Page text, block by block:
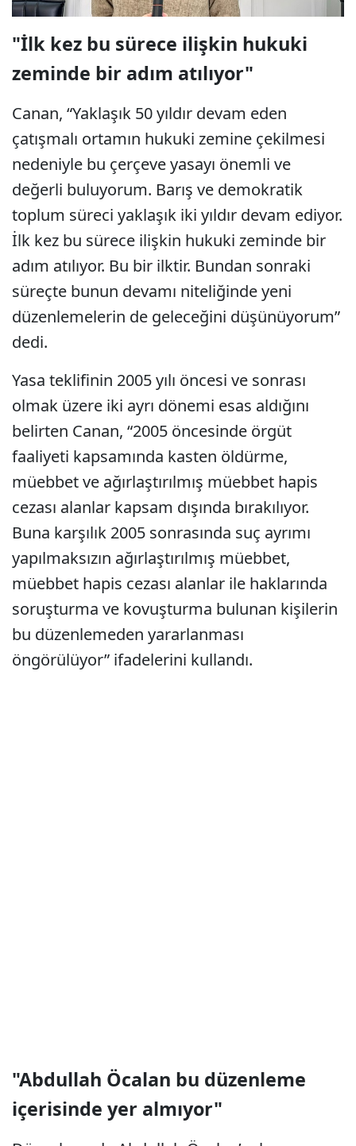
"İlk kez bu sürece ilişkin hukuki
zeminde bir adım atılıyor"
Canan, “Yaklaşık 50 yıldır devam eden
çatışmalı ortamın hukuki zemine çekilmesi
nedeniyle bu çerçeve yasayı önemli ve
değerli buluyorum. Barış ve demokratik
toplum süreci yaklaşık iki yıldır devam ediyor.
İlk kez bu sürece ilişkin hukuki zeminde bir
adım atılıyor. Bu bir ilktir. Bundan sonraki
süreçte bunun devamı niteliğinde yeni
düzenlemelerin de geleceğini düşünüyorum”
dedi.
Yasa teklifinin 2005 yılı öncesi ve sonrası
olmak üzere iki ayrı dönemi esas aldığını
belirten Canan, “2005 öncesinde örgüt
faaliyeti kapsamında kasten öldürme,
müebbet ve ağırlaştırılmış müebbet hapis
cezası alanlar kapsam dışında bırakılıyor.
Buna karşılık 2005 sonrasında suç ayrımı
yapılmaksızın ağırlaştırılmış müebbet,
müebbet hapis cezası alanlar ile haklarında
soruşturma ve kovuşturma bulunan kişilerin
bu düzenlemeden yararlanması
öngörülüyor” ifadelerini kullandı.
"Abdullah Öcalan bu düzenleme
içerisinde yer almıyor"